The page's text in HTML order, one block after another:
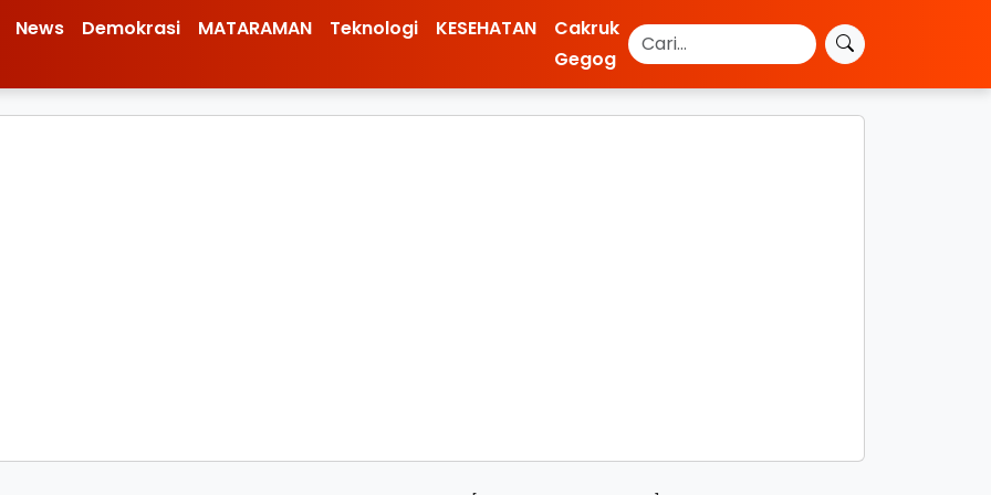
News Demokrasi MATARAMAN Teknologi KESEHATAN
Cakruk
Gegog